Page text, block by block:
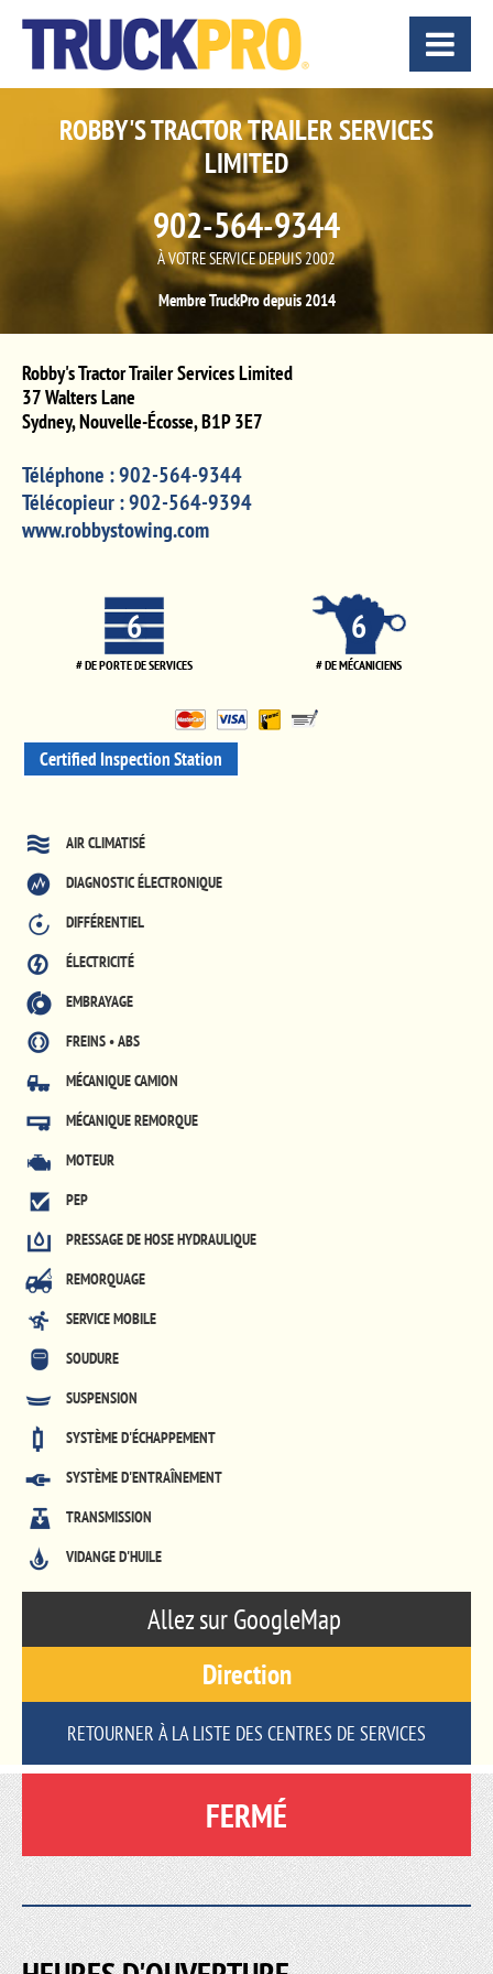
ROBBY'S TRACTOR TRAILER SERVICES
LIMITED
902-564-9344
À VOTRE SERVICE DEPUIS 2002
Membre TruckPro depuis 2014
Robby's Tractor Trailer Services Limited
37 Walters Lane
Sydney,Nouvelle-Écosse,B1P 3E7
Téléphone :902-564-9344
Télécopieur :902-564-9394
www.robbystowing.com
6
# DE PORTE DE SERVICES
6
# DE MÉCANICIENS
Certified Inspection Station
AIR CLIMATISÉ
DIAGNOSTIC ÉLECTRONIQUE
DIFFÉRENTIEL
ÉLECTRICITÉ
EMBRAYAGE
FREINS • ABS
MÉCANIQUE CAMION
MÉCANIQUE REMORQUE
MOTEUR
PEP
PRESSAGE DE HOSE HYDRAULIQUE
REMORQUAGE
SERVICE MOBILE
SOUDURE
SUSPENSION
SYSTÈME D'ÉCHAPPEMENT
SYSTÈME D'ENTRAÎNEMENT
TRANSMISSION
VIDANGE D'HUILE
Allez sur GoogleMap
Direction
RETOURNER À LA LISTE DES CENTRES DE SERVICES
FERMÉ